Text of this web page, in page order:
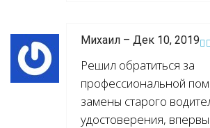
Михаил – Дек 10, 2019
Решил обратиться за
профессиональной
замены старого
удостоверения,